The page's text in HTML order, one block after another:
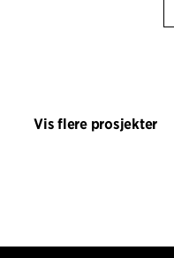
Vis flere prosjekter